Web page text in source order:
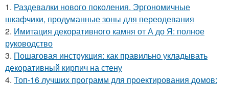
1. Раздевалки нового поколения. Эргономичные
шкафчики, продуманные зоны для переодевания
2. Имитация декоративного камня от А до Я: полное
руководство
3. Пошаговая инструкция: как правильно укладывать
декоративный кирпич на стену
4. Топ-16 лучших программ для проектирования домов: